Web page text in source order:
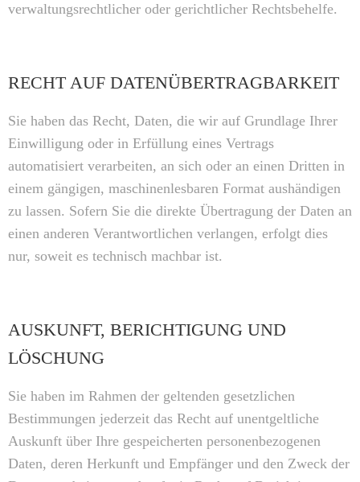
verwaltungsrechtlicher oder gerichtlicher Rechtsbehelfe.
RECHT AUF DATENÜBERTRAGBARKEIT
Sie haben das Recht, Daten, die wir auf Grundlage Ihrer
Einwilligung oder in Erfüllung eines Vertrags
automatisiert verarbeiten, an sich oder an einen Dritten in
einem gängigen, maschinenlesbaren Format aushändigen
zu lassen. Sofern Sie die direkte Übertragung der Daten an
einen anderen Verantwortlichen verlangen, erfolgt dies
nur, soweit es technisch machbar ist.
AUSKUNFT, BERICHTIGUNG UND
LÖSCHUNG
Sie haben im Rahmen der geltenden gesetzlichen
Bestimmungen jederzeit das Recht auf unentgeltliche
Auskunft über Ihre gespeicherten personenbezogenen
Daten, deren Herkunft und Empfänger und den Zweck der